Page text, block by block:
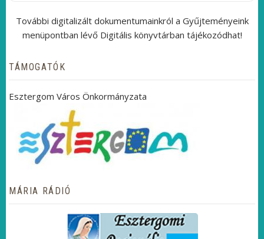
További digitalizált dokumentumainkról a Gyűjteményeink
menüpontban lévő Digitális könyvtárban tájékozódhat!
TÁMOGATÓK
Esztergom Város Önkormányzata
MÁRIA RÁDIÓ